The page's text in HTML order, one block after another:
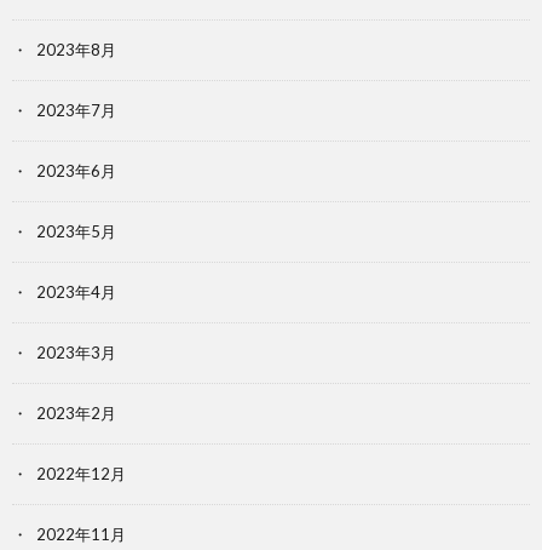
2023年8月
2023年7月
2023年6月
2023年5月
2023年4月
2023年3月
2023年2月
2022年12月
2022年11月